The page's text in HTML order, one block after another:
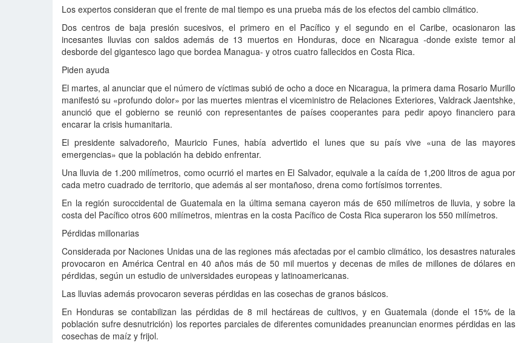
Los expertos consideran que el frente de mal tiempo es una prueba más de los efectos del cambio climático.
Dos centros de baja presión sucesivos, el primero en el Pacífico y el segundo en el Caribe, ocasionaron las
incesantes lluvias con saldos además de 13 muertos en Honduras, doce en Nicaragua -donde existe temor al
desborde del gigantesco lago que bordea Managua- y otros cuatro fallecidos en Costa Rica.
Piden ayuda
El martes, al anunciar que el número de víctimas subió de ocho a doce en Nicaragua, la primera dama Rosario Murillo
manifestó su «profundo dolor» por las muertes mientras el viceministro de Relaciones Exteriores, Valdrack Jaentshke,
anunció que el gobierno se reunió con representantes de países cooperantes para pedir apoyo financiero para
encarar la crisis humanitaria.
El presidente salvadoreño, Mauricio Funes, había advertido el lunes que su país vive «una de las mayores
emergencias» que la población ha debido enfrentar.
Una lluvia de 1.200 milímetros, como ocurrió el martes en El Salvador, equivale a la caída de 1,200 litros de agua por
cada metro cuadrado de territorio, que además al ser montañoso, drena como fortísimos torrentes.
En la región suroccidental de Guatemala en la última semana cayeron más de 650 milímetros de lluvia, y sobre la
costa del Pacífico otros 600 milímetros, mientras en la costa Pacífico de Costa Rica superaron los 550 milímetros.
Pérdidas millonarias
Considerada por Naciones Unidas una de las regiones más afectadas por el cambio climático, los desastres naturales
provocaron en América Central en 40 años más de 50 mil muertos y decenas de miles de millones de dólares en
pérdidas, según un estudio de universidades europeas y latinoamericanas.
Las lluvias además provocaron severas pérdidas en las cosechas de granos básicos.
En Honduras se contabilizan las pérdidas de 8 mil hectáreas de cultivos, y en Guatemala (donde el 15% de la
población sufre desnutrición) los reportes parciales de diferentes comunidades preanuncian enormes pérdidas en las
cosechas de maíz y frijol.